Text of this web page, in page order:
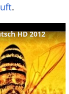
.
HD 2012